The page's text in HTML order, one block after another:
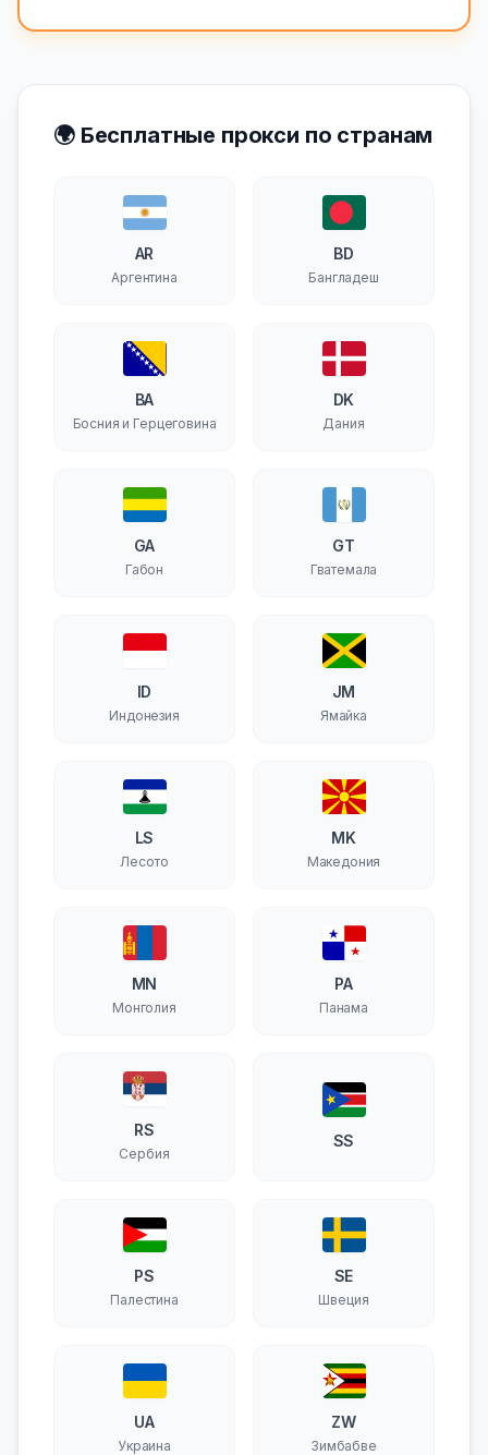
🌍 Бесплатные прокси по странам
AR
Аргентина
BD
Бангладеш
BA
Босния и Герцеговина
DK
Дания
GA
Габон
GT
Гватемала
ID
Индонезия
JM
Ямайка
LS
Лесото
MK
Македония
MN
Монголия
PA
Панама
RS
Сербия
SS
PS
Палестина
SE
Швеция
UA
Украина
ZW
Зимбабве